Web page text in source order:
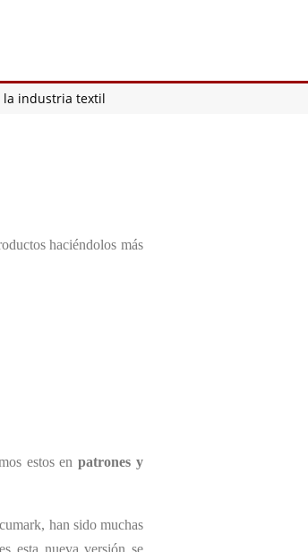
la industria textil
haciéndolos más
estos enpatrones y
han sido muchas
esta nueva versión se